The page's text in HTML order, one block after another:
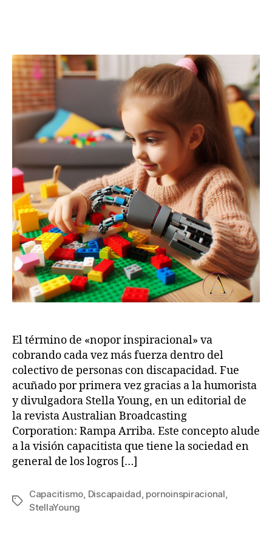
El término de «nopor inspiracional» va
cobrando cada vez más fuerza dentro del
colectivo de personas con discapacidad. Fue
acuñado por primera vez gracias a la humorista
y divulgadora Stella Young, en un editorial de
la revista Australian Broadcasting
Corporation: Rampa Arriba. Este concepto alude
a la visión capacitista que tiene la sociedad en
general de los logros […]
Capacitismo, Discapaidad, pornoinspiracional,
StellaYoung